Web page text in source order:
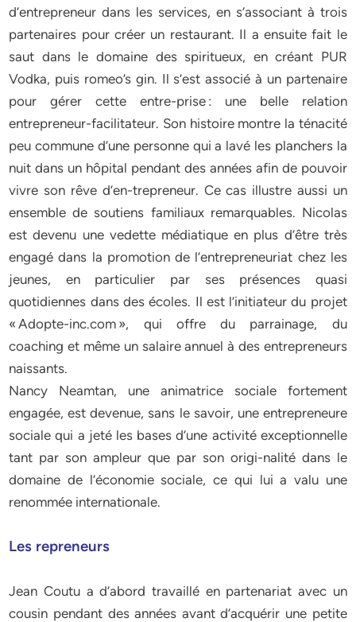
d’entrepreneur dans les services, en s’associant à trois
partenaires pour créer un restaurant. Il a ensuite fait le
saut dans le domaine des spiritueux, en créant PUR
Vodka, puis romeo’s gin. Il s’est associé à un partenaire
pour gérer cette entre-prise : une belle relation
entrepreneur-facilitateur. Son histoire montre la ténacité
peu commune d’une personne qui a lavé les planchers la
nuit dans un hôpital pendant des années afin de pouvoir
vivre son rêve d’en-trepreneur. Ce cas illustre aussi un
ensemble de soutiens familiaux remarquables. Nicolas
est devenu une vedette médiatique en plus d’être très
engagé dans la promotion de l’entrepreneuriat chez les
jeunes, en particulier par ses présences quasi
quotidiennes dans des écoles. Il est l’initiateur du projet
« Adopte-inc.com », qui offre du parrainage, du
coaching et même un salaire annuel à des entrepreneurs
naissants.
Nancy Neamtan, une animatrice sociale fortement
engagée, est devenue, sans le savoir, une entrepreneure
sociale qui a jeté les bases d’une activité exceptionnelle
tant par son ampleur que par son origi-nalité dans le
domaine de l’économie sociale, ce qui lui a valu une
renommée internationale.
Les repreneurs
Jean Coutu a d’abord travaillé en partenariat avec un
cousin pendant des années avant d’acquérir une petite